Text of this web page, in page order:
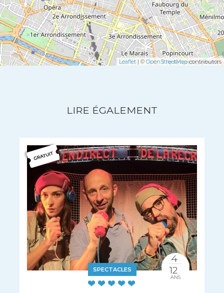
Leaflet | © OpenStreetMapcontributors
LIRE ÉGALEMENT
SPECTACLES
4
12
ANS